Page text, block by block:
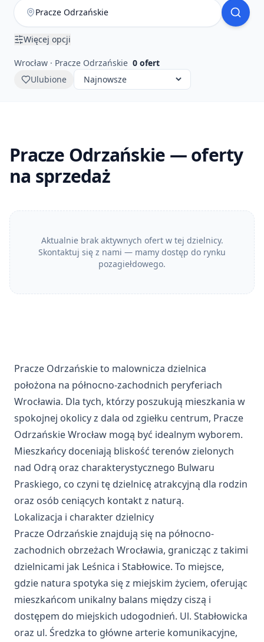
Więcej opcji
Wrocław · Pracze Odrzańskie 0 ofert
Ulubione
Pracze Odrzańskie — oferty
na sprzedaż
Aktualnie brak aktywnych ofert w tej dzielnicy.
Skontaktuj się z nami — mamy dostęp do rynku
pozagiełdowego.
Pracze Odrzańskie to malownicza dzielnica
położona na północno-zachodnich peryferiach
Wrocławia. Dla tych, którzy poszukują mieszkania w
spokojnej okolicy z dala od zgiełku centrum, Pracze
Odrzańskie Wrocław mogą być idealnym wyborem.
Mieszkańcy doceniają bliskość terenów zielonych
nad Odrą oraz charakterystycznego Bulwaru
Praskiego, co czyni tę dzielnicę atrakcyjną dla rodzin
oraz osób ceniących kontakt z naturą.
Lokalizacja i charakter dzielnicy
Pracze Odrzańskie znajdują się na północno-
zachodnich obrzeżach Wrocławia, granicząc z takimi
dzielnicami jak Leśnica i Stabłowice. To miejsce,
gdzie natura spotyka się z miejskim życiem, oferując
mieszkańcom unikalny balans między ciszą i
dostępem do miejskich udogodnień. Ul. Stabłowicka
oraz ul. Średzka to główne arterie komunikacyjne,